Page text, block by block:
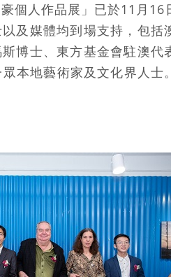
個人作品展」已於11月16
及媒體均到場支持，包括
博士、東方基金會駐澳代
本地藝術家及文化界人士